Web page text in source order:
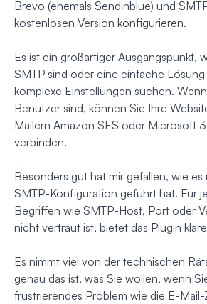
Brevo (ehemals Sendinblue) und
kostenlosen Version konfigurieren.
Es ist ein großartiger Ausgangspunkt,
SMTP sind oder eine einfache
komplexe Einstellungen suchen.
Benutzer sind, können Sie Ihre
Mailern Amazon SES oder Microsoft
verbinden.
Besonders gut hat mir gefallen, wie
SMTP-Konfiguration geführt hat. Für
Begriffen wie SMTP-Host, Port oder
nicht vertraut ist, bietet das Plugin
Es nimmt viel von der technischen
genau das ist, was Sie wollen, wenn
frustrierendes Problem wie die E-Mail-